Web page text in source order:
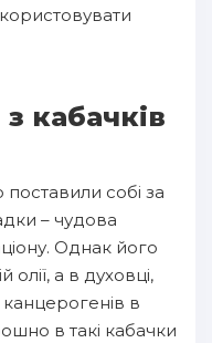
кабачків
поставили собі за
– чудова
Однак його
олії, а в духовці,
в
в такі кабачки